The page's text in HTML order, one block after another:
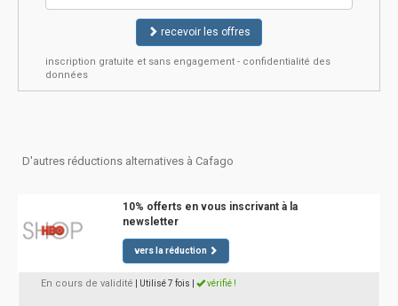
recevoir les offres
inscription gratuite et sans engagement - confidentialité des
données
D'autres réductions alternatives à Cafago
10% offerts en vous inscrivant à la
newsletter
vers la réduction
En cours de validité | Utilisé 7 fois vérifié !